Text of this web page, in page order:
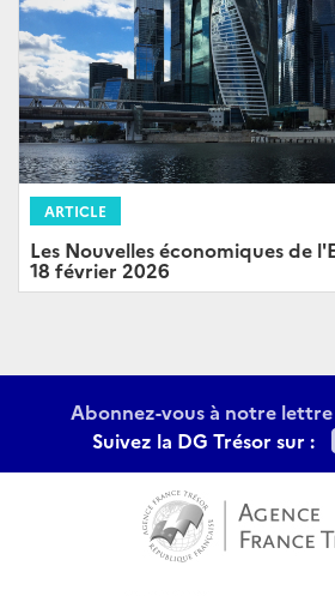
ARTICLE
Les Nouvelles économiques de
18 février 2026
Abonnez-vous à notre
Suivez la DG Trésor sur :